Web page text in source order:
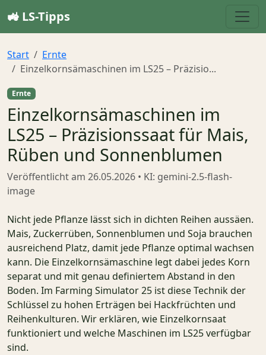
🚜 LS-Tipps
Start
Ernte
Einzelkornsämaschinen im LS25 – Präzisio...
Ernte
Einzelkornsämaschinen im
LS25 – Präzisionssaat für Mais,
Rüben und Sonnenblumen
Veröffentlicht am 26.05.2026 • KI: gemini-2.5-flash-
image
Nicht jede Pflanze lässt sich in dichten Reihen aussäen.
Mais, Zuckerrüben, Sonnenblumen und Soja brauchen
ausreichend Platz, damit jede Pflanze optimal wachsen
kann. Die Einzelkornsämaschine legt dabei jedes Korn
separat und mit genau definiertem Abstand in den
Boden. Im Farming Simulator 25 ist diese Technik der
Schlüssel zu hohen Erträgen bei Hackfrüchten und
Reihenkulturen. Wir erklären, wie Einzelkornsaat
funktioniert und welche Maschinen im LS25 verfügbar
sind.